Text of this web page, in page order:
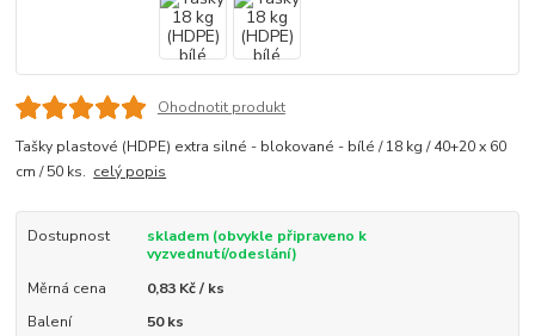
Ohodnotit produkt
Tašky plastové (HDPE) extra silné - blokované - bílé / 18 kg / 40+20 x 60
cm / 50 ks. celý popis
Dostupnost
skladem (obvykle připraveno k
vyzvednutí/odeslání)
Měrná cena
0,83 Kč / ks
Balení
50 ks